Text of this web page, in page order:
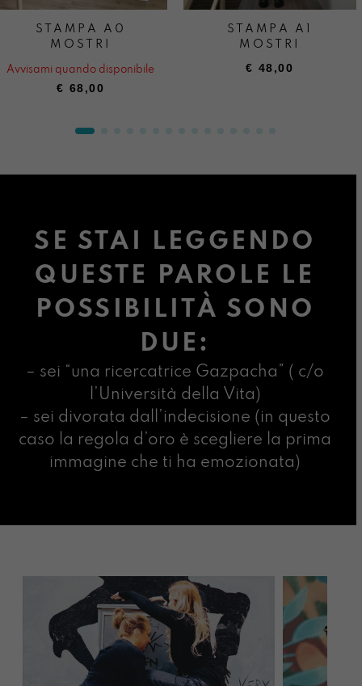
STAMPA A0
MOSTRI
Avvisami quando disponibile
€ 68,00
STAMPA A1
MOSTRI
€ 48,00
SE STAI LEGGENDO
QUESTE PAROLE LE
POSSIBILITÀ SONO
DUE:
– sei “una ricercatrice Gazpacha” ( c/o
l’Università della Vita)
– sei divorata dall’indecisione (in questo
caso la regola d’oro è scegliere la prima
immagine che ti ha emozionata)